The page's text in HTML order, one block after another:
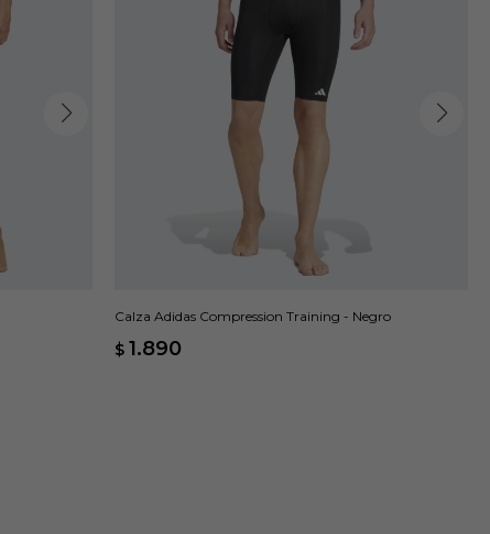
Calza Adidas Compression Training - Negro
$ 1.890